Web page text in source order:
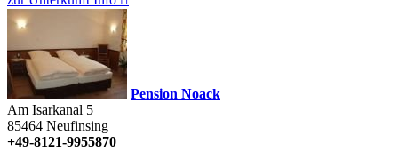
Pension Noack
Am Isarkanal 5
85464 Neufinsing
+49-8121-9955870